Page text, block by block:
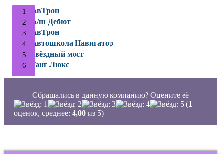
АвТрон
А/ш Дебют
АвТрон
Автошкола Навигатор
Звёздный мост
Ганг Люкс
Обращались в данную компанию? Оцените её
(1
оценок, среднее: 4,00 из 5)